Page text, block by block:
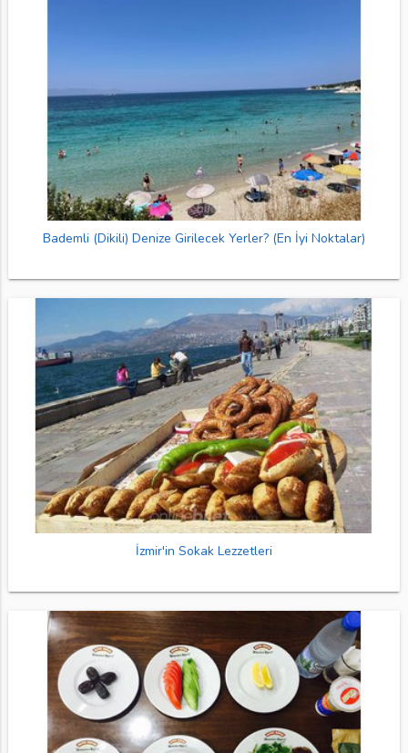
Bademli (Dikili) Denize Girilecek Yerler? (En İyi Noktalar)
İzmir'in Sokak Lezzetleri